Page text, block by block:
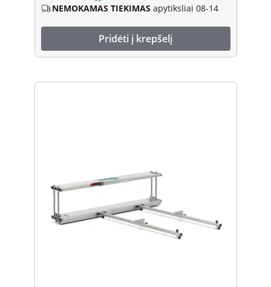
NEMOKAMAS TIEKIMAS apytiksliai 08-14
Pridėti į krepšelį